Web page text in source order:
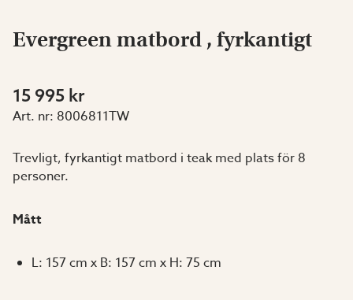
Evergreen matbord , fyrkantigt
15 995 kr
Art. nr: 8006811TW
Trevligt, fyrkantigt matbord i teak med plats för 8
personer.
Mått
L: 157 cm x B: 157 cm x H: 75 cm